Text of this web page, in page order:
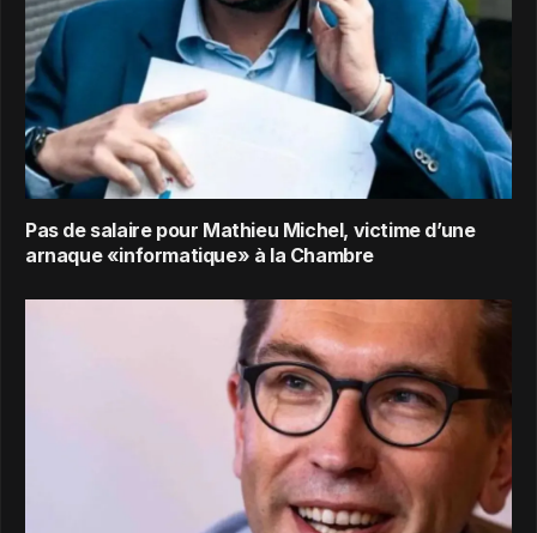
Pas de salaire pour Mathieu Michel, victime d’une
arnaque «informatique» à la Chambre